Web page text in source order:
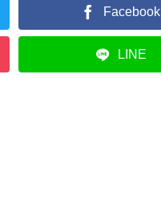
Facebook
LINE